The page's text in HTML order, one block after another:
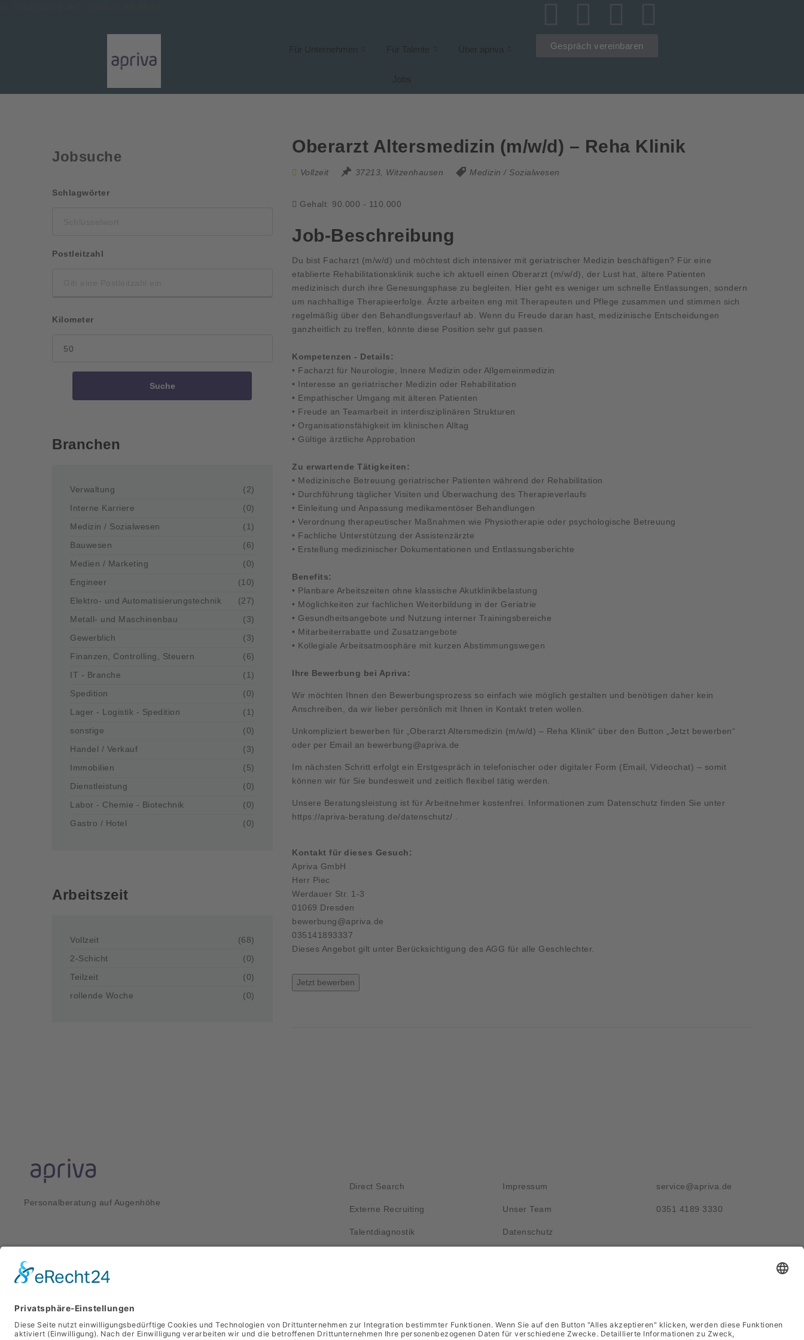
Für Unternehmen Für Talente Über apriva
Jobs
Gespräch vereinbaren
Oberarzt Altersmedizin (m/w/d) – Reha Klinik
Vollzeit 37213, Witzenhausen Medizin / Sozialwesen
Gehalt: 90.000 - 110.000
Job-Beschreibung
Du bist Facharzt (m/w/d) und möchtest dich intensiver mit geriatrischer Medizin beschäftigen? Für eine
etablierte Rehabilitationsklinik suche ich aktuell einen Oberarzt (m/w/d), der Lust hat, ältere Patienten
medizinisch durch ihre Genesungsphase zu begleiten. Hier geht es weniger um schnelle Entlassungen, sondern
um nachhaltige Therapieerfolge. Ärzte arbeiten eng mit Therapeuten und Pflege zusammen und stimmen sich
regelmäßig über den Behandlungsverlauf ab. Wenn du Freude daran hast, medizinische Entscheidungen
ganzheitlich zu treffen, könnte diese Position sehr gut passen.
Kompetenzen - Details:
• Facharzt für Neurologie, Innere Medizin oder Allgemeinmedizin
• Interesse an geriatrischer Medizin oder Rehabilitation
• Empathischer Umgang mit älteren Patienten
• Freude an Teamarbeit in interdisziplinären Strukturen
• Organisationsfähigkeit im klinischen Alltag
• Gültige ärztliche Approbation
Zu erwartende Tätigkeiten:
• Medizinische Betreuung geriatrischer Patienten während der Rehabilitation
• Durchführung täglicher Visiten und Überwachung des Therapieverlaufs
• Einleitung und Anpassung medikamentöser Behandlungen
• Verordnung therapeutischer Maßnahmen wie Physiotherapie oder psychologische Betreuung
• Fachliche Unterstützung der Assistenzärzte
• Erstellung medizinischer Dokumentationen und Entlassungsberichte
Benefits:
• Planbare Arbeitszeiten ohne klassische Akutklinikbelastung
• Möglichkeiten zur fachlichen Weiterbildung in der Geriatrie
• Gesundheitsangebote und Nutzung interner Trainingsbereiche
• Mitarbeiterrabatte und Zusatzangebote
• Kollegiale Arbeitsatmosphäre mit kurzen Abstimmungswegen
Ihre Bewerbung bei Apriva:
Wir möchten Ihnen den Bewerbungsprozess so einfach wie möglich gestalten und benötigen daher kein
Anschreiben, da wir lieber persönlich mit Ihnen in Kontakt treten wollen.
Unkompliziert bewerben für „Oberarzt Altersmedizin (m/w/d) – Reha Klinik“ über den Button „Jetzt bewerben“
oder per Email an bewerbung@apriva.de
Im nächsten Schritt erfolgt ein Erstgespräch in telefonischer oder digitaler Form (Email, Videochat) – somit
können wir für Sie bundesweit und zeitlich flexibel tätig werden.
Unsere Beratungsleistung ist für Arbeitnehmer kostenfrei. Informationen zum Datenschutz finden Sie unter
https://apriva-beratung.de/datenschutz/
Kontakt für dieses Gesuch:
Apriva GmbH
Herr Piec
Werdauer Str. 1-3
01069 Dresden
bewerbung@apriva.de
035141893337
Dieses Angebot gilt unter Berücksichtigung des AGG für alle Geschlechter.
Jetzt bewerben
Jobsuche
SchlagwörterSchlüsselwort
Postleitzahl
Kilometer
Suche
Branchen
Verwaltung
(2)
Interne Karriere
(0)
Medizin / Sozialwesen
(1)
Bauwesen
(6)
Medien / Marketing
(0)
Engineer
(10)
Elektro- und Automatisierungstechnik
(27)
Metall- und Maschinenbau
(3)
Gewerblich
(3)
Finanzen, Controlling, Steuern
(6)
IT - Branche
(1)
Spedition
(0)
Lager - Logistik - Spedition
(1)
sonstige
(0)
Handel / Verkauf
(3)
Immobilien
(5)
Dienstleistung
(0)
Labor - Chemie - Biotechnik
(0)
Gastro / Hotel
(0)
Arbeitszeit
Vollzeit
(68)
2-Schicht
(0)
Teilzeit
(0)
rollende Woche
(0)
Personalberatung auf Augenhöhe
Direct Search
Externe Recruiting
Talentdiagnostik
Impressum
Unser Team
Datenschutz
service@apriva.de
0351 4189 3330